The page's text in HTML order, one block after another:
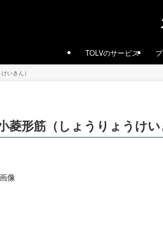
TOLVのサービス
いきん）
菱形筋（しょうりょうけい
像